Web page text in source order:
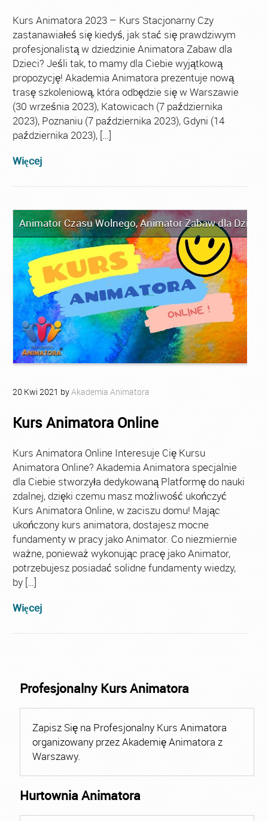
Kurs Animatora 2023 – Kurs Stacjonarny Czy
zastanawiałeś się kiedyś, jak stać się prawdziwym
profesjonalistą w dziedzinie Animatora Zabaw dla
Dzieci? Jeśli tak, to mamy dla Ciebie wyjątkową
propozycję! Akademia Animatora prezentuje nową
trasę szkoleniową, która odbędzie się w Warszawie
(30 września 2023), Katowicach (7 października
2023), Poznaniu (7 października 2023), Gdyni (14
października 2023), […]
Więcej
Animator Czasu Wolnego,Animator Zabaw dla Dzieci
20 Kwi 2021 byAkademia Animatora
Kurs Animatora Online
Kurs Animatora Online Interesuje Cię Kursu
Animatora Online? Akademia Animatora specjalnie
dla Ciebie stworzyła dedykowaną Platformę do nauki
zdalnej, dzięki czemu masz możliwość ukończyć
Kurs Animatora Online, w zaciszu domu! Mając
ukończony kurs animatora, dostajesz mocne
fundamenty w pracy jako Animator. Co niezmiernie
ważne, ponieważ wykonując pracę jako Animator,
potrzebujesz posiadać solidne fundamenty wiedzy,
by […]
Więcej
Profesjonalny Kurs Animatora
Zapisz Się na Profesjonalny Kurs Animatora
organizowany przez Akademię Animatora z
Warszawy.
Hurtownia Animatora